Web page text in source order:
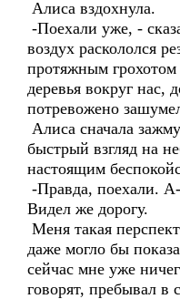
Алиса вздохнула.
-Поехали уже, -
воздух раскололся
протяжным грохотом
деревья вокруг нас,
потревожено
Алиса сначала
быстрый взгляд на
настоящим
-Правда, поехали. А-
Видел же дорогу.
Меня такая
даже могло бы
сейчас мне уже
говорят, пребывал в